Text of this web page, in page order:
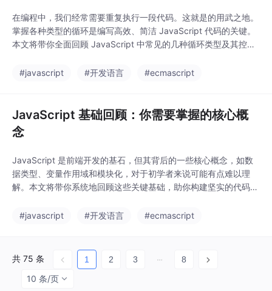
在编程中，我们经常需要重复执行一段代码。这就是的用武之地。
掌握各种类型的循环是编写高效、简洁 JavaScript 代码的关键。
本文将带你全面回顾 JavaScript 中常见的几种循环类型及其控制
#javascript
#开发语言 #ecmascript
JavaScript 基础回顾：你需要掌握的核心概
念
JavaScript 是前端开发的基石，但其背后的一些核心概念，如数
据类型、变量作用域和模块化，对于初学者来说可能有点难以理
解。本文将带你系统地回顾这些关键基础，助你构建坚实的代码基
#javascript
#开发语言 #ecmascript
共 75 条 1 2 3 8
10 条/页